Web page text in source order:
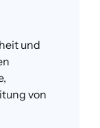
und
von